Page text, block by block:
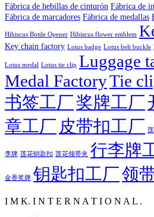
Fábrica de hebillas de cinturón Fábrica de
Fábrica de marcadores Fábrica de medallas
Hibiscus Bottle Opener Hibiscus flower emblem
Key chain factory Lotus badge Lotus belt buckle
Lotus medal Lotus tie clip Luggage
Medal FactoryTie
书签工厂奖牌工厂
章工厂 皮带扣工厂
李牌 莲花钥匙扣 莲花领带夹 行李牌
金香奖牌 钥匙扣工厂领
I M K. I N T E R N A T I O N A L .